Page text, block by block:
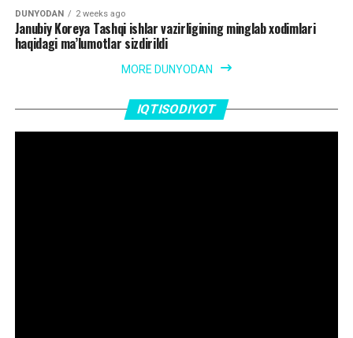
DUNYODAN 2 weeks ago
Janubiy Koreya Tashqi ishlar vazirligining minglab xodimlari
haqidagi ma’lumotlar sizdirildi
MORE DUNYODAN
IQTISODIYOT